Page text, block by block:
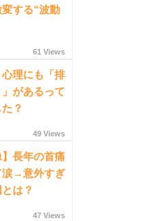
する“波動
61 Views
理にも「排
があるって
？
49 Views
】長年の首痛
涙→意外すぎ
は？
47 Views